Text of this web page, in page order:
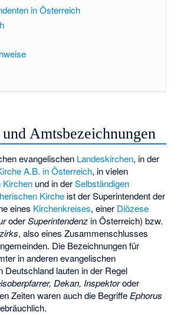
in Österreich
Amtsbezeichnungen
evangelischen Landeskirchen, in der
A.B. in Österreich, in vielen
Kirchen und in derSelbständigen
Kirche ist der Superintendent der
eines Kirchenkreises, einer Diözese
oderSuperintendenz in Österreich) bzw.
, also eines Zusammenschlusses
Die Bezeichnungen für
in anderen evangelischen
Deutschland lauten in der Regel
Dekan, Inspektoroder
Zeiten waren auch die BegriffeEphorus